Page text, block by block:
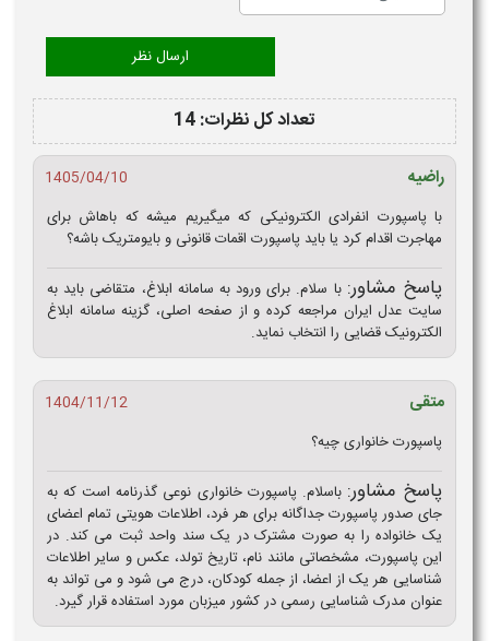
تعداد کل نظرات: 14
راضیه
1405/04/10
با پاسپورت انفرادی الکترونیکی که میگیریم میشه که باهاش برای
مهاجرت اقدام کرد یا باید پاسپورت اقمات قانونی و بایومتریک باشه؟
پاسخ مشاور: با سلام. برای ورود به سامانه ابلاغ، متقاضی باید به
سایت عدل ایران مراجعه کرده و از صفحه اصلی، گزینه سامانه ابلاغ
الکترونیک قضایی را انتخاب نماید.
متقی
1404/11/12
پاسپورت خانواری چیه؟
پاسخ مشاور: باسلام. پاسپورت خانواری نوعی گذرنامه است که به‌
جای صدور پاسپورت جداگانه برای هر فرد، اطلاعات هویتی تمام اعضای
یک خانواده را به‌ صورت مشترک در یک سند واحد ثبت می‌ کند. در
این پاسپورت، مشخصاتی مانند نام، تاریخ تولد، عکس و سایر اطلاعات
شناسایی هر یک از اعضا، از جمله کودکان، درج می‌ شود و می‌ تواند به‌
عنوان مدرک شناسایی رسمی در کشور میزبان مورد استفاده قرار گیرد.